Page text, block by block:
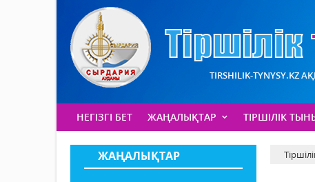
TIRSHILIK-TYNYSY.KZ
НЕГІЗГІ БЕТ ЖАҢАЛЫҚТАР ТІРШІЛІК
ЖАҢАЛЫҚТАР